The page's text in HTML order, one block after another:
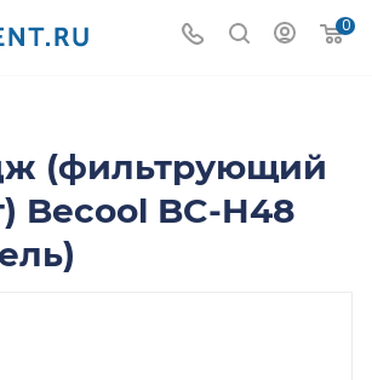
0
(фильтрующий
Becool BC-H48